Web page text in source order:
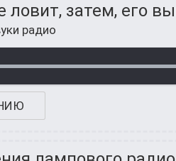
ловит, затем, его
радио